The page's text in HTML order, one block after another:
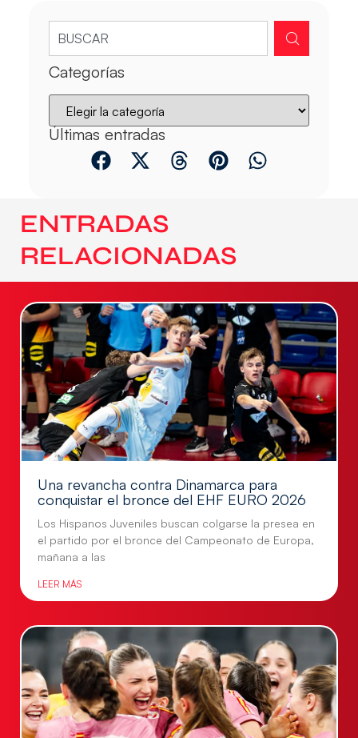
Categorías
Últimas entradas
ENTRADAS
RELACIONADAS
Una revancha contra Dinamarca para
conquistar el bronce del EHF EURO 2026
Los Hispanos Juveniles buscan colgarse la presea en
el partido por el bronce del Campeonato de Europa,
mañana a las
LEER MÁS